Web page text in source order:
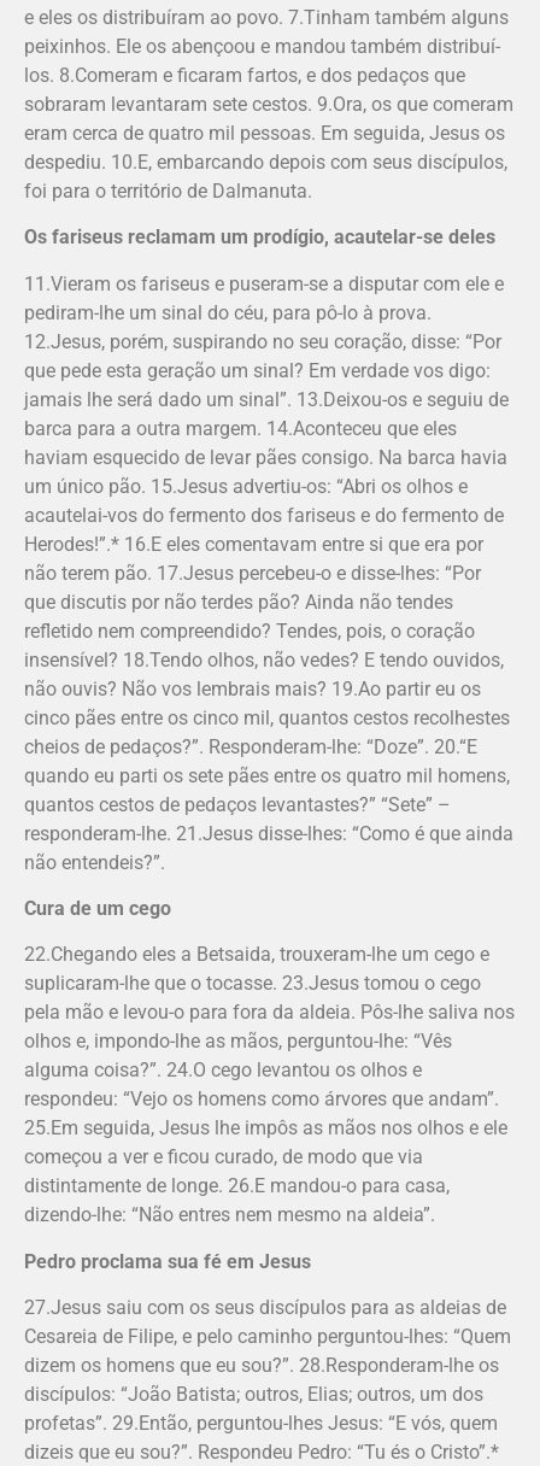
e eles os distribuíram ao povo. 7.Tinham também alguns
peixinhos. Ele os abençoou e mandou também distribuí-
los. 8.Comeram e ficaram fartos, e dos pedaços que
sobraram levantaram sete cestos. 9.Ora, os que comeram
eram cerca de quatro mil pessoas. Em seguida, Jesus os
despediu. 10.E, embarcando depois com seus discípulos,
foi para o território de Dalmanuta.
Os fariseus reclamam um prodígio, acautelar-se deles
11.Vieram os fariseus e puseram-se a disputar com ele e
pediram-lhe um sinal do céu, para pô-lo à prova.
12.Jesus, porém, suspirando no seu coração, disse: “Por
que pede esta geração um sinal? Em verdade vos digo:
jamais lhe será dado um sinal”. 13.Deixou-os e seguiu de
barca para a outra margem. 14.Aconteceu que eles
haviam esquecido de levar pães consigo. Na barca havia
um único pão. 15.Jesus advertiu-os: “Abri os olhos e
acautelai-vos do fermento dos fariseus e do fermento de
Herodes!”.* 16.E eles comentavam entre si que era por
não terem pão. 17.Jesus percebeu-o e disse-lhes: “Por
que discutis por não terdes pão? Ainda não tendes
refletido nem compreendido? Tendes, pois, o coração
insensível? 18.Tendo olhos, não vedes? E tendo ouvidos,
não ouvis? Não vos lembrais mais? 19.Ao partir eu os
cinco pães entre os cinco mil, quantos cestos recolhestes
cheios de pedaços?”. Responderam-lhe: “Doze”. 20.“E
quando eu parti os sete pães entre os quatro mil homens,
quantos cestos de pedaços levantastes?” “Sete” –
responderam-lhe. 21.Jesus disse-lhes: “Como é que ainda
não entendeis?”.
Cura de um cego
22.Chegando eles a Betsaida, trouxeram-lhe um cego e
suplicaram-lhe que o tocasse. 23.Jesus tomou o cego
pela mão e levou-o para fora da aldeia. Pôs-lhe saliva nos
olhos e, impondo-lhe as mãos, perguntou-lhe: “Vês
alguma coisa?”. 24.O cego levantou os olhos e
respondeu: “Vejo os homens como árvores que andam”.
25.Em seguida, Jesus lhe impôs as mãos nos olhos e ele
começou a ver e ficou curado, de modo que via
distintamente de longe. 26.E mandou-o para casa,
dizendo-lhe: “Não entres nem mesmo na aldeia”.
Pedro proclama sua fé em Jesus
27.Jesus saiu com os seus discípulos para as aldeias de
Cesareia de Filipe, e pelo caminho perguntou-lhes: “Quem
dizem os homens que eu sou?”. 28.Responderam-lhe os
discípulos: “João Batista; outros, Elias; outros, um dos
profetas”. 29.Então, perguntou-lhes Jesus: “E vós, quem
dizeis que eu sou?”. Respondeu Pedro: “Tu és o Cristo”.*